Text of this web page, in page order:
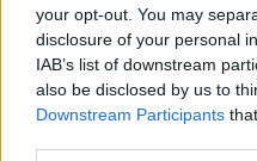
your opt-out. You may
disclosure of your personal
IAB’s list of downstream
also be disclosed by us to
Downstream Participants
06.08.2026 - 11:37
Μείωση ασφαλιστικών
ζητούν οι έμποροι από την
06.08.2026 - 10:45
Ευρώπη: Μπορεί η κλιματική